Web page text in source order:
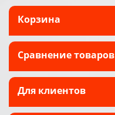
Корзина
Сравнение товаров
Для клиентов